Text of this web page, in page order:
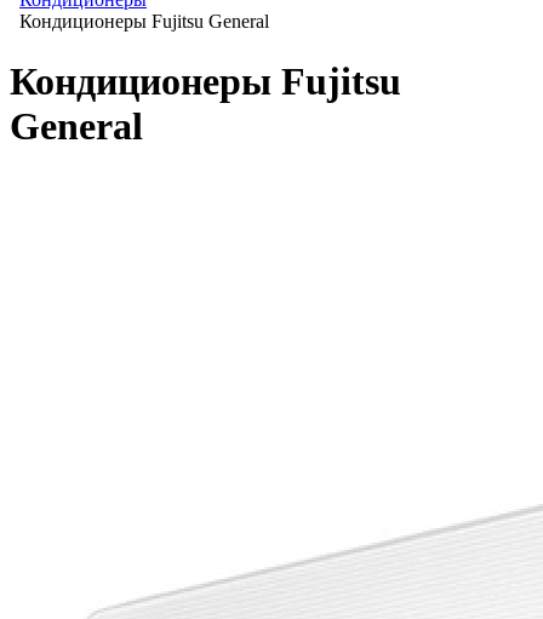
Кондиционеры Fujitsu General
Кондиционеры Fujitsu
General